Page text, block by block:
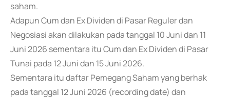
saham.
Adapun Cum dan Ex Dividen di Pasar Reguler dan
Negosiasi akan dilakukan pada tanggal 10 Juni dan 11
Juni 2026 sementara itu Cum dan Ex Dividen di Pasar
Tunai pada 12 Juni dan 15 Juni 2026.
Sementara itu daftar Pemegang Saham yang berhak
pada tanggal 12 Juni 2026 (recording date) dan